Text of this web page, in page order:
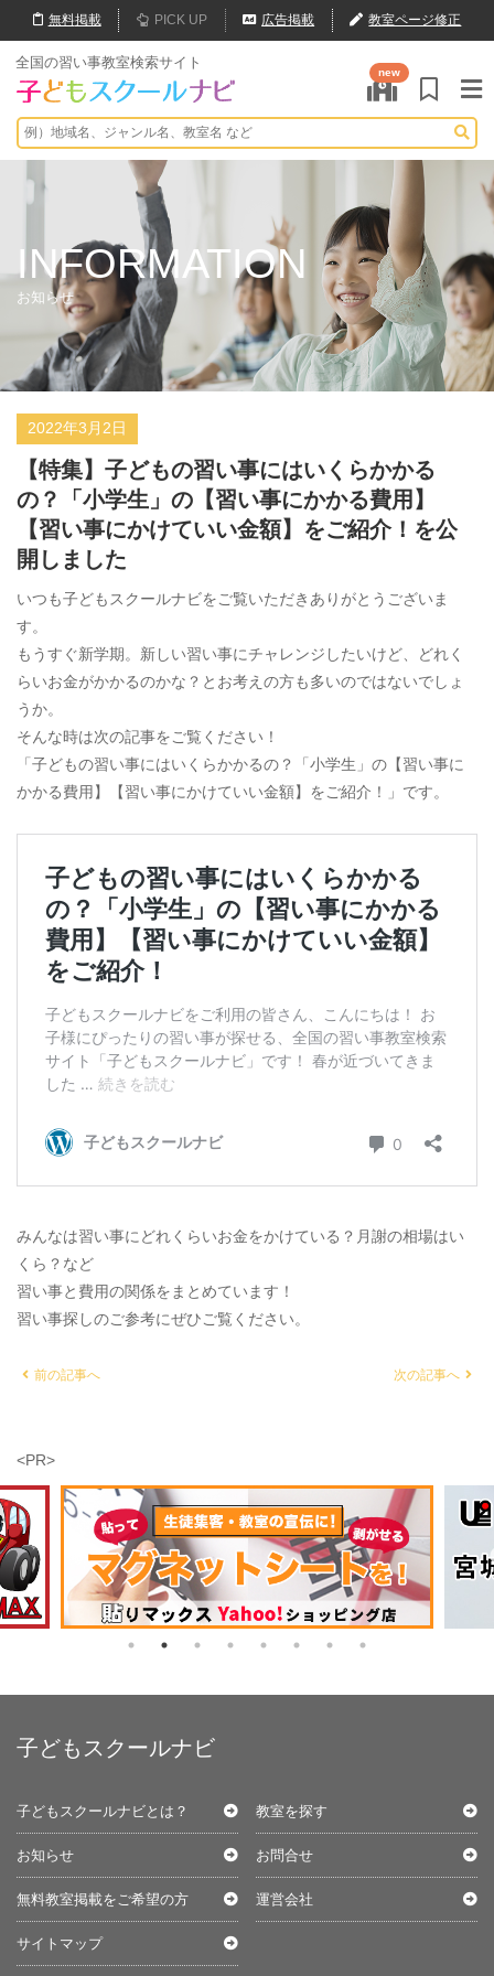
無料掲載 PICK UP 広告掲載 教室ページ修正
全国の習い事教室検索サイト
new
INFORMATION
お知らせ
2022年3月2日
【特集】子どもの習い事にはいくらかかる
の？「小学生」の【習い事にかかる費用】
【習い事にかけていい金額】をご紹介！を公
開しました
いつも子どもスクールナビをご覧いただきありがとうございま
す。
もうすぐ新学期。新しい習い事にチャレンジしたいけど、どれく
らいお金がかかるのかな？とお考えの方も多いのではないでしょ
うか。
そんな時は次の記事をご覧ください！
「子どもの習い事にはいくらかかるの？「小学生」の【習い事に
かかる費用】【習い事にかけていい金額】をご紹介！」です。
みんなは習い事にどれくらいお金をかけている？月謝の相場はい
くら？など
習い事と費用の関係をまとめています！
習い事探しのご参考にぜひご覧ください。
前の記事へ 次の記事へ
<PR>
子どもスクールナビ
子どもスクールナビとは？ 教室を探す
お知らせ お問合せ
無料教室掲載をご希望の方 運営会社
サイトマップ